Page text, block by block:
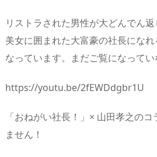
リストラされた男性が大どんでん
美女に囲まれた大富豪の社長にな
なっています。まだご覧になってい
https://youtu.be/2fEWDdgbr1U
「おねがい社長！」× 山田孝之の
ません！